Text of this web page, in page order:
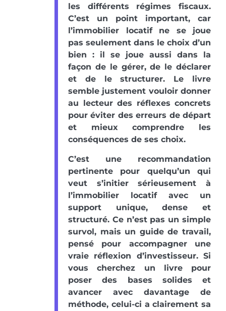
les différents régimes fiscaux.
C’est un point important, car
l’immobilier locatif ne se joue
pas seulement dans le choix d’un
bien : il se joue aussi dans la
façon de le gérer, de le déclarer
et de le structurer. Le livre
semble justement vouloir donner
au lecteur des réflexes concrets
pour éviter des erreurs de départ
et mieux comprendre les
conséquences de ses choix.
C’est une recommandation
pertinente pour quelqu’un qui
veut s’initier sérieusement à
l’immobilier locatif avec un
support unique, dense et
structuré. Ce n’est pas un simple
survol, mais un guide de travail,
pensé pour accompagner une
vraie réflexion d’investisseur. Si
vous cherchez un livre pour
poser des bases solides et
avancer avec davantage de
méthode, celui-ci a clairement sa